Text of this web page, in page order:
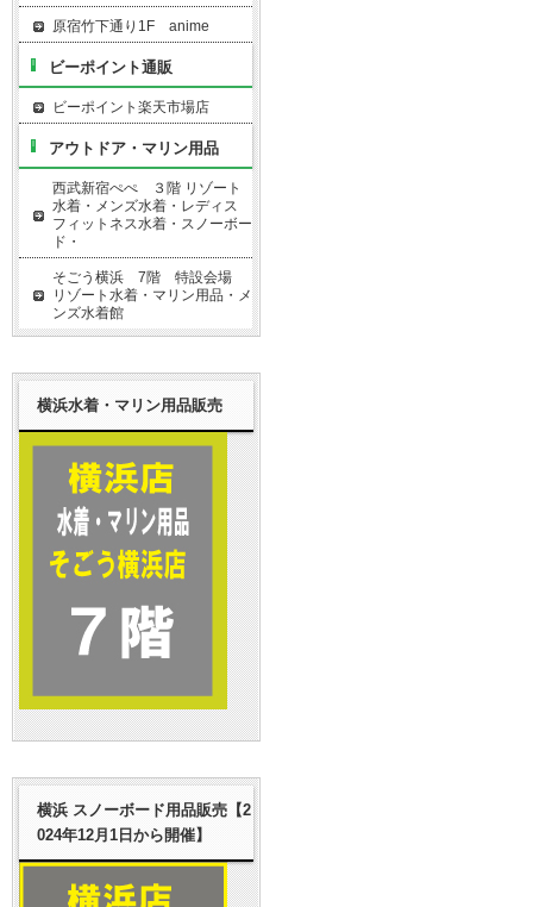
原宿竹下通り1F anime
ビーポイント通販
ビーポイント楽天市場店
アウトドア・マリン用品
西武新宿ぺぺ ３階 リゾート
水着・メンズ水着・レディス
フィットネス水着・スノーボー
ド・
そごう横浜 7階 特設会場
リゾート水着・マリン用品・メ
ンズ水着館
横浜水着・マリン用品販売
横浜 スノーボード用品販売【2
024年12月1日から開催】